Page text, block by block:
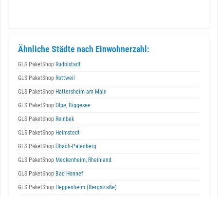
Ähnliche Städte nach Einwohnerzahl:
GLS PaketShop Rudolstadt
GLS PaketShop Rottweil
GLS PaketShop Hattersheim am Main
GLS PaketShop Olpe, Biggesee
GLS PaketShop Reinbek
GLS PaketShop Helmstedt
GLS PaketShop Übach-Palenberg
GLS PaketShop Meckenheim, Rheinland
GLS PaketShop Bad Honnef
GLS PaketShop Heppenheim (Bergstraße)